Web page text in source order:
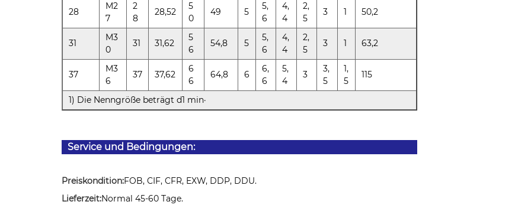
28
M2
7
2
8
28,52
5
0
49 5
5,
6
4,
4
2,
5
3 1 50,2
31
M3
0
31 31,62
5
6
54,8 5
5,
6
4,
4
2,
5
3 1 63,2
37
M3
6
37 37,62
6
6
64,8 6
6,
6
5,
4
3
3,
5
1,
5
115
1) Die Nenngröße beträgt d1 min·
Service und Bedingungen:
Preiskondition:FOB, CIF, CFR, EXW, DDP, DDU.
Lieferzeit:Normal 45-60 Tage.